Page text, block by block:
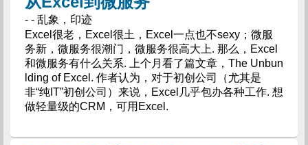
- - 乱象，印迹
Excel很老，Excel很土，Excel一点也不sexy；微服
务新，微服务很潮门，微服务很高大上. 那么，Excel
和微服务有什么关系. 上个月看了篇文章，The Unbun
lding of Excel. 作者认为，对于初创公司（尤其是
非“纯IT”初创公司）来说，Excel几乎包办各种工作. 想
做轻量级的CRM，可用Excel.